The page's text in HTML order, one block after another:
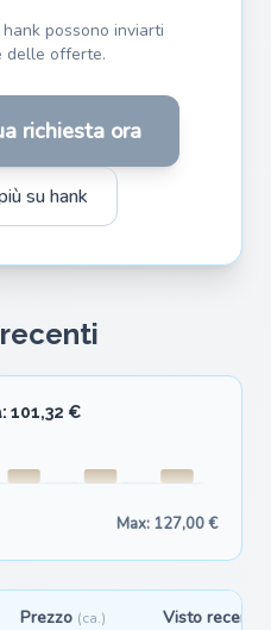
possono inviarti
delle offerte.
richiesta ora
su hank
101,32 €
Max: 127,00 €
Prezzo (ca.) Visto